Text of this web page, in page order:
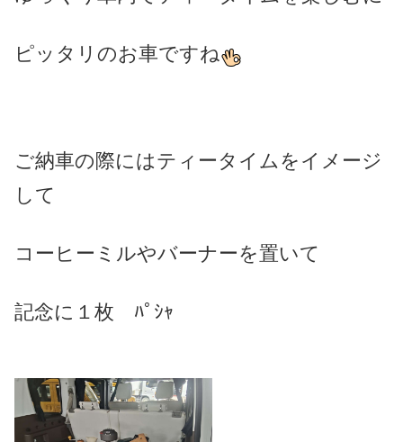
ピッタリのお車ですね
ご納車の際にはティータイムをイメージ
して
コーヒーミルやバーナーを置いて
記念に１枚 ﾊﾟｼｬ